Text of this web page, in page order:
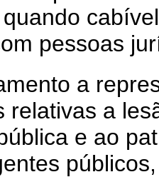
pessoas
a
relativas a
e ao